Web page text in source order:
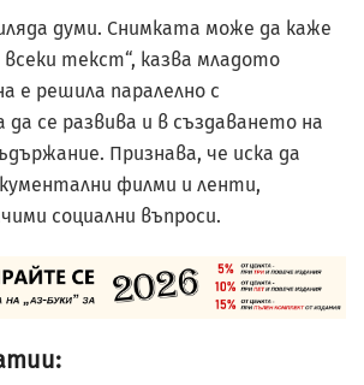
думи. Снимката може да каже
текст“, казва младото
е решила паралелно с
се развива и в създаването на
Признава, че иска да
филми и ленти,
социални въп­роси.